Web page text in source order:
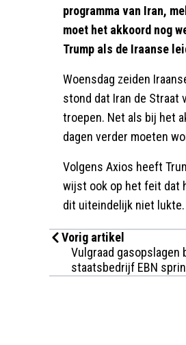
programma van Iran,
moet het akkoord nog
Trump als de Iraanse
Woensdag zeiden
stond dat Iran de Straat
troepen. Net als bij het
dagen verder moeten
Volgens Axios heeft
wijst ook op het feit dat
dit uiteindelijk niet
Vorig artikel
Vulgraad gasopslagen
staatsbedrijf EBN